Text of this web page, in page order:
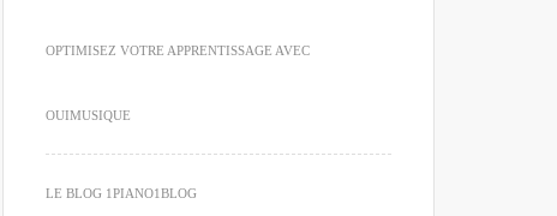
OPTIMISEZ VOTRE APPRENTISSAGE AVEC
OUIMUSIQUE
LE BLOG 1PIANO1BLOG